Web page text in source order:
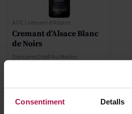
Consentiment Detalls
AOC Crémant d'Alsace
Cremant d’Alsace Blanc
de Noirs
Domaine Dopff Au Moulin
Special Price
16,80 €
24,00 €